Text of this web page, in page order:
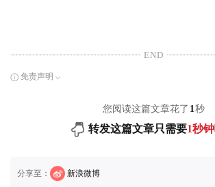
END
免责声明
您阅读这篇文章花了 1秒
转发这篇文章只需要1秒钟
分享至： 新浪微博